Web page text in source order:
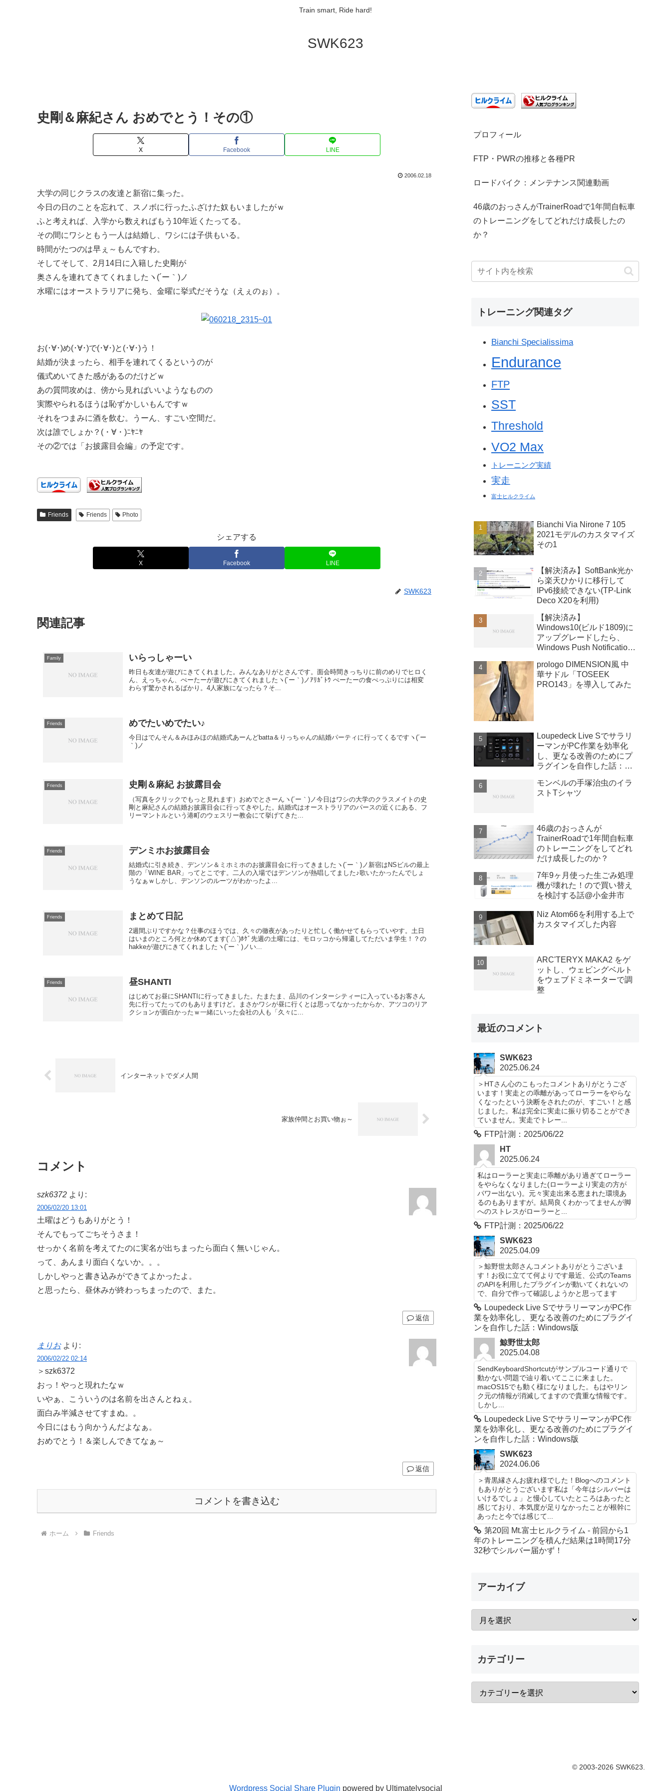
Train smart, Ride hard!
SWK623
史剛＆麻紀さん おめでとう！その①
X Facebook LINE
2006.02.18
大学の同じクラスの友達と新宿に集った。
今日の日のことを忘れて、スノボに行ったふざけた奴もいましたがｗ
ふと考えれば、入学から数えればもう10年近くたってる。
その間にワシともう一人は結婚し、ワシには子供もいる。
時間がたつのは早ぇ～もんですわ。
そしてそして、2月14日に入籍した史剛が
奥さんを連れてきてくれましたヽ(´ー｀)ノ
水曜にはオーストラリアに発ち、金曜に挙式だそうな（えぇのぉ）。
お(･∀･)め(･∀･)で(･∀･)と(･∀･)う！
結婚が決まったら、相手を連れてくるというのが
儀式めいてきた感があるのだけどｗ
あの質問攻めは、傍から見ればいいようなものの
実際やられるほうは恥ずかしいもんですｗ
それをつまみに酒を飲む。うーん、すごい空間だ。
次は誰でしょか？(・∀・)ﾆﾔﾆﾔ
その②では「お披露目会編」の予定です。
Friends Friends Photo
シェアする
X Facebook LINE
SWK623
関連記事
Family いらっしゃーい
昨日も友達が遊びにきてくれました。みんなありがとさんです。面会時間きっちりに前のめりでヒロく
ん、えっちゃん、ぺーたーが遊びにきてくれましたヽ(´ー｀)ノｱﾘｶﾞﾄｳ ぺーたーの食べっぷりには相変
わらず驚かされるばかり。4人家族になったら？そ...
Friends めでたいめでたい♪
今日はでんそん＆みほみほの結婚式あーんどbatta＆りっちゃんの結婚パーティに行ってくるですヽ(´ー
｀)ノ
Friends 史剛＆麻紀 お披露目会
（写真をクリックでもっと見れます）おめでとさーんヽ(´ー｀)ノ今日はワシの大学のクラスメイトの史
剛と麻紀さんの結婚お披露目会に行ってきやした。結婚式はオーストラリアのパースの近くにある、フ
リーマントルという港町のウェスリー教会にて挙げてきた...
Friends デンミホお披露目会
結婚式に引き続き、デンソン＆ミホミホのお披露目会に行ってきましたヽ(´ー｀)ノ新宿はNSビルの最上
階の「WINE BAR」ってとこです。二人の入場ではデンソンが熱唱してました♪歌いたかったんでしょ
うなぁｗしかし、デンソンのルーツがわかったよ...
Friends まとめて日記
2週間ぶりですかな？仕事のほうでは、久々の徹夜があったりと忙しく働かせてもらっていやす。土日
はいまのところ何とか休めてます(´△`)ﾎｹﾞ先週の土曜には、モロッコから帰還してただいま学生！？の
hakkeが遊びにきてくれましたヽ(´ー｀)ノい...
Friends 昼SHANTI
はじめてお昼にSHANTIに行ってきました。たまたま、品川のインターシティーに入っているお客さん
先に行ってたってのもありますけど。まさかワシが昼に行くとは思ってなかったからか、アツコのリア
クションが面白かったｗ一緒にいった会社の人も「久々に...
インターネットでダメ人間
家族仲間とお買い物ぉ～
コメント
szk6372 より:
2006/02/20 13:01
土曜はどうもありがとう！
そんでもってごちそうさま！
せっかく名前を考えてたのに実名が出ちまったら面白く無いじゃん。
って、あんまり面白くないか。。。
しかしやっと書き込みができてよかったよ。
と思ったら、昼休みが終わっちまったので、また。
返信
まりお より:
2006/02/22 02:14
＞szk6372
おっ！やっと現れたなｗ
いやぁ、こういうのは名前を出さんとねぇ。
面白み半減させてすまぬ。。
今日にはもう向かうんだよなぁ。
おめでとう！＆楽しんできてなぁ～
返信
コメントを書き込む
ホーム Friends
プロフィール
FTP・PWRの推移と各種PR
ロードバイク：メンテナンス関連動画
46歳のおっさんがTrainerRoadで1年間自転車
のトレーニングをしてどれだけ成長したの
か？
トレーニング関連タグ
Bianchi Specialissima
Endurance
FTP
SST
Threshold
VO2 Max
トレーニング実績
実走
富士ヒルクライム
Bianchi Via Nirone 7 105
2021モデルのカスタマイズ
その1
【解決済み】SoftBank光か
ら楽天ひかりに移行して
IPv6接続できない(TP-Link
Deco X20を利用)
【解決済み】
Windows10(ビルド1809)に
アップグレードしたら、
Windows Push Notifications
prologo DIMENSION風 中
華サドル「TOSEEK
PRO143」を導入してみた
Loupedeck Live Sでサラリ
ーマンがPC作業を効率化
し、更なる改善のためにプ
ラグインを自作した話：
モンベルの手塚治虫のイラ
ストTシャツ
46歳のおっさんが
TrainerRoadで1年間自転車
のトレーニングをしてどれ
だけ成長したのか？
7年9ヶ月使った生ごみ処理
機が壊れた！ので買い替え
を検討する話@小金井市
Niz Atom66を利用する上で
カスタマイズした内容
ARC'TERYX MAKA2 をゲ
ットし、ウェビングベルト
をウェブドミネーターで調
整
最近のコメント
SWK623
2025.06.24
＞HTさん心のこもったコメントありがとうござ
います！実走との乖離があってローラーをやらな
くなったという決断をされたのが、すごい！と感
じました。私は完全に実走に振り切ることができ
ていません。実走でトレー...
FTP計測：2025/06/22
HT
2025.06.24
私はローラーと実走に乖離があり過ぎてローラー
をやらなくなりました(ローラーより実走の方が
パワー出ない)。元々実走出来る恵まれた環境あ
るのもありますが。結局良くわかってませんが脚
へのストレスがローラーと...
FTP計測：2025/06/22
SWK623
2025.04.09
＞鯨野世太郎さんコメントありがとうございま
す！お役に立てて何よりです最近、公式のTeams
のAPIを利用したプラグインが動いてくれないの
で、自分で作って確認しようかと思ってます
Loupedeck Live SでサラリーマンがPC作
業を効率化し、更なる改善のためにプラグイ
ンを自作した話：Windows版
鯨野世太郎
2025.04.08
SendKeyboardShortcutがサンプルコード通りで
動かない問題で辿り着いてここに来ました。
macOS15でも動く様になりました。もはやリン
ク元の情報が消滅してますので貴重な情報です。
しかし...
Loupedeck Live SでサラリーマンがPC作
業を効率化し、更なる改善のためにプラグイ
ンを自作した話：Windows版
SWK623
2024.06.06
＞青黒縁さんお疲れ様でした！Blogへのコメント
もありがとうございます私は「今年はシルバーは
いけるでしょ」と慢心していたところはあったと
感じており、本気度が足りなかったことが根幹に
あったと今では感じて...
第20回 Mt.富士ヒルクライム - 前回から1
年のトレーニングを積んだ結果は1時間17分
32秒でシルバー届かず！
アーカイブ
カテゴリー
© 2003-2026 SWK623.
Wordpress Social Share Plugin powered by Ultimatelysocial